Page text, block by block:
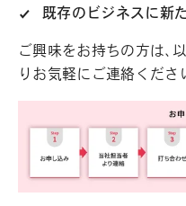
既存のビジネスに新
ご興味をお持ちの方は、
りお気軽にご連絡くださ